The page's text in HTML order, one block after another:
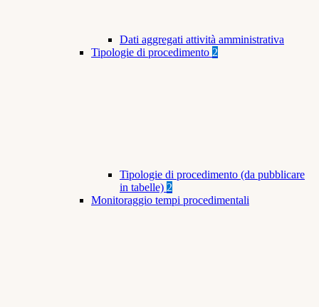
Dati aggregati attività amministrativa
Tipologie di procedimento 2
Tipologie di procedimento (da pubblicare
in tabelle) 2
Monitoraggio tempi procedimentali